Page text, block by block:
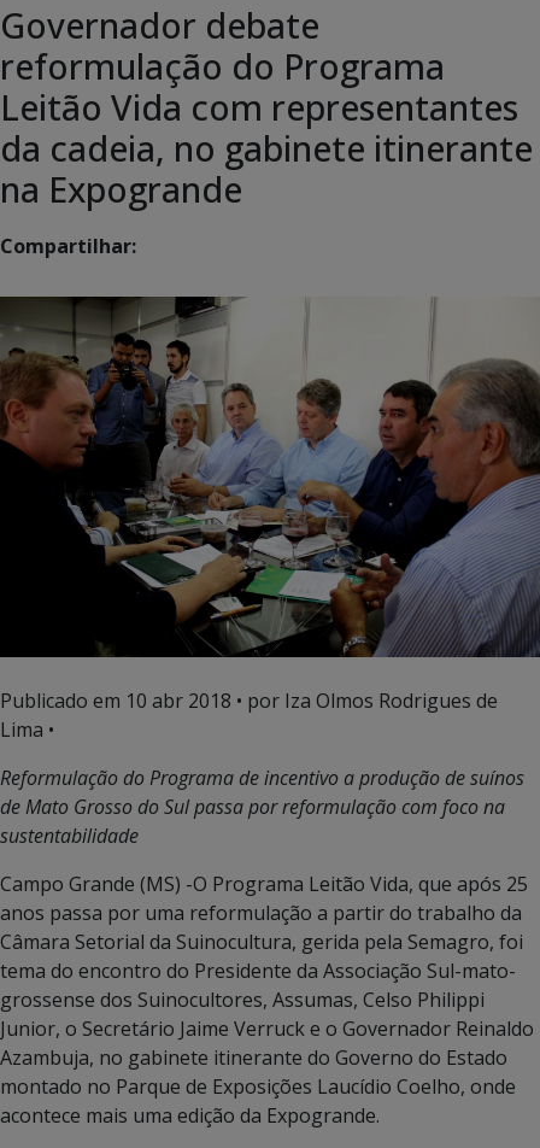
Governador debate
reformulação do Programa
Leitão Vida com representantes
da cadeia, no gabinete itinerante
na Expogrande
Compartilhar:
Publicado em 10 abr 2018 • por Iza Olmos Rodrigues de
Lima •
Reformulação do Programa de incentivo a produção de suínos
de Mato Grosso do Sul passa por reformulação com foco na
sustentabilidade
Campo Grande (MS) -O Programa Leitão Vida, que após 25
anos passa por uma reformulação a partir do trabalho da
Câmara Setorial da Suinocultura, gerida pela Semagro, foi
tema do encontro do Presidente da Associação Sul-mato-
grossense dos Suinocultores, Assumas, Celso Philippi
Junior, o Secretário Jaime Verruck e o Governador Reinaldo
Azambuja, no gabinete itinerante do Governo do Estado
montado no Parque de Exposições Laucídio Coelho, onde
acontece mais uma edição da Expogrande.